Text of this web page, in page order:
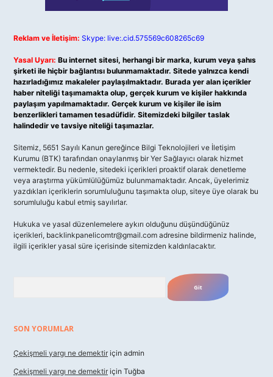
Reklam ve İletişim: Skype: live:.cid.575569c608265c69
Yasal Uyarı: Bu internet sitesi, herhangi bir marka, kurum veya şahıs
şirketi ile hiçbir bağlantısı bulunmamaktadır. Sitede yalnızca kendi
hazırladığımız makaleler paylaşılmaktadır. Burada yer alan içerikler
haber niteliği taşımamakta olup, gerçek kurum ve kişiler hakkında
paylaşım yapılmamaktadır. Gerçek kurum ve kişiler ile isim
benzerlikleri tamamen tesadüfidir. Sitemizdeki bilgiler taslak
halindedir ve tavsiye niteliği taşımazlar.
Sitemiz, 5651 Sayılı Kanun gereğince Bilgi Teknolojileri ve İletişim
Kurumu (BTK) tarafından onaylanmış bir Yer Sağlayıcı olarak hizmet
vermektedir. Bu nedenle, sitedeki içerikleri proaktif olarak denetleme
veya araştırma yükümlülüğümüz bulunmamaktadır. Ancak, üyelerimiz
yazdıkları içeriklerin sorumluluğunu taşımakta olup, siteye üye olarak bu
sorumluluğu kabul etmiş sayılırlar.
Hukuka ve yasal düzenlemelere aykırı olduğunu düşündüğünüz
içerikleri, backlinkpanelicomtr@gmail.com adresine bildirmeniz halinde,
ilgili içerikler yasal süre içerisinde sitemizden kaldırılacaktır.
SON YORUMLAR
Çekişmeli yargı ne demektir için admin
Çekişmeli yargı ne demektir için Tuğba